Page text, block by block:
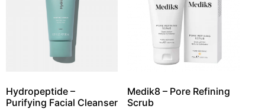
Hydropeptide –
Purifying Facial Cleanser
Medik8 – Pore Refining
Scrub